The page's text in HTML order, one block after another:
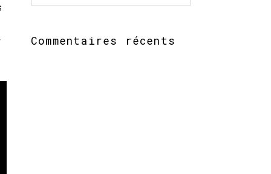
Commentaires récents